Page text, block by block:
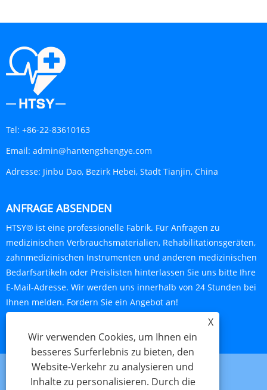
Tel: +86-22-83610163
Email: admin@hantengshengye.com
Adresse: Jinbu Dao, Bezirk Hebei, Stadt Tianjin, China
ANFRAGE ABSENDEN
HTSY® ist eine professionelle Fabrik. Für Anfragen zu
medizinischen Verbrauchsmaterialien, Rehabilitationsgeräten,
zahnmedizinischen Instrumenten und anderen medizinischen
Bedarfsartikeln oder Preislisten hinterlassen Sie uns bitte Ihre
E-Mail-Adresse. Wir werden uns innerhalb von 24 Stunden bei
Ihnen melden. Fordern Sie ein Angebot an!
X
Wir verwenden Cookies, um Ihnen ein
besseres Surferlebnis zu bieten, den
Website-Verkehr zu analysieren und
Inhalte zu personalisieren. Durch die